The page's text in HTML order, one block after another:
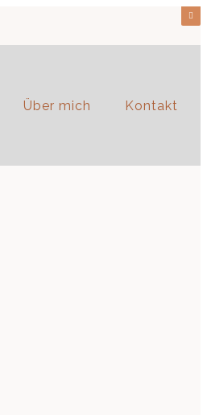
Über mich Kontakt